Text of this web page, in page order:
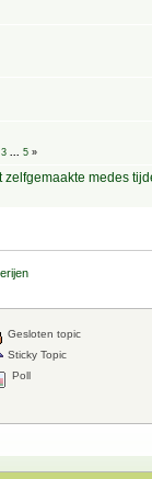
3 5 »
zelfgemaakte medes
Gesloten topic
Sticky Topic
Poll